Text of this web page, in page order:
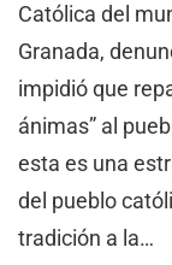
Católica del
Granada,
impidió que
ánimas” al
esta es una
del pueblo
tradición a la…